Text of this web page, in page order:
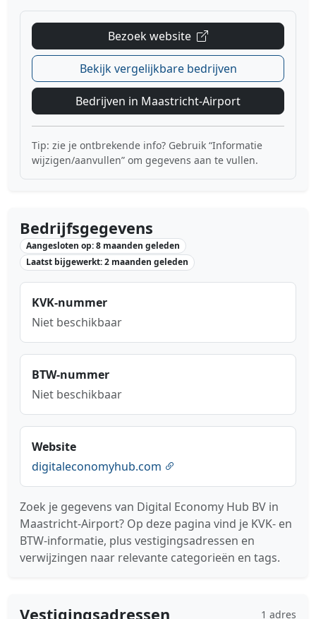
Bezoek website
Bekijk vergelijkbare bedrijven
Bedrijven in Maastricht-Airport
Tip: zie je ontbrekende info? Gebruik “Informatie
wijzigen/aanvullen” om gegevens aan te vullen.
Bedrijfsgegevens
Aangesloten op: 8 maanden geleden
Laatst bijgewerkt: 2 maanden geleden
KVK-nummer
Niet beschikbaar
BTW-nummer
Niet beschikbaar
Website
digitaleconomyhub.com
Zoek je gegevens van Digital Economy Hub BV in
Maastricht-Airport? Op deze pagina vind je KVK- en
BTW-informatie, plus vestigingsadressen en
verwijzingen naar relevante categorieën en tags.
Vestigingsadressen 1 adres